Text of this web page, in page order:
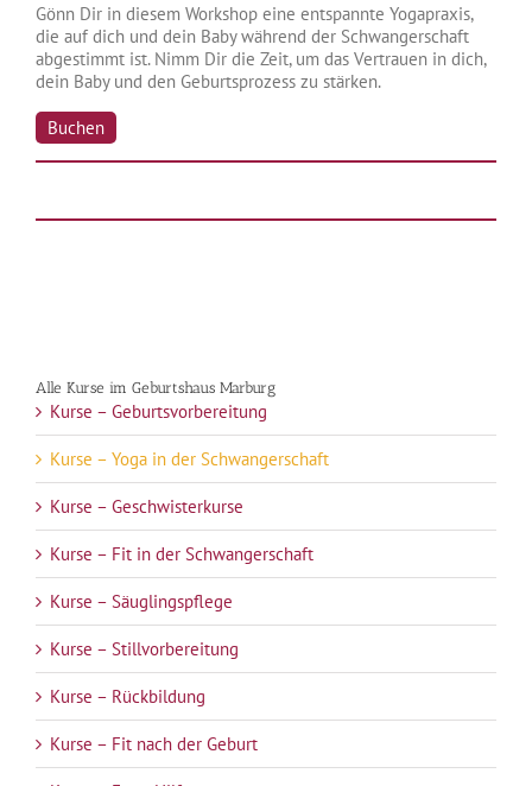
Gönn Dir in diesem Workshop eine entspannte Yogapraxis,
die auf dich und dein Baby während der Schwangerschaft
abgestimmt ist. Nimm Dir die Zeit, um das Vertrauen in dich,
dein Baby und den Geburtsprozess zu stärken.
Buchen
Alle Kurse im Geburtshaus Marburg
Kurse – Geburtsvorbereitung
Kurse – Yoga in der Schwangerschaft
Kurse – Geschwisterkurse
Kurse – Fit in der Schwangerschaft
Kurse – Säuglingspflege
Kurse – Stillvorbereitung
Kurse – Rückbildung
Kurse – Fit nach der Geburt